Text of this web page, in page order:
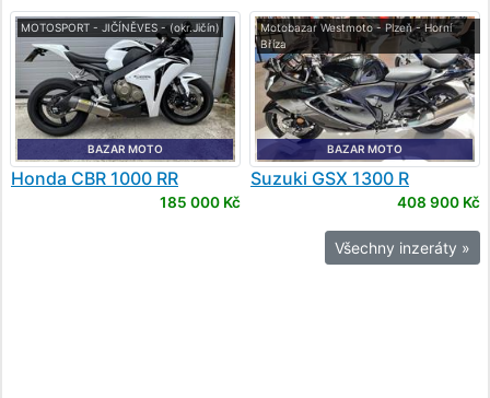
MOTOSPORT - JIČÍNĚVES - (okr.Jičín)
BAZAR MOTO
Honda CBR 1000 RR
185 000 Kč
Motobazar Westmoto - Plzeň - Horní
Bříza
BAZAR MOTO
Suzuki GSX 1300 R
408 900 Kč
Všechny inzeráty »